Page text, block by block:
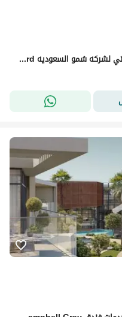
شقه فندقيه متشطبه في المستقبل سيتي لشركه سُمو السعوديه hotel apartment by somou boulevard